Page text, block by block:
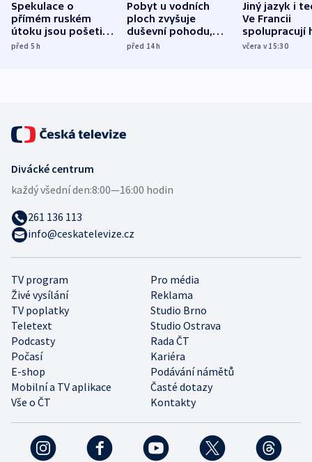
Spekulace o
přímém ruském
útoku jsou pošetilé,
míní estonský
před 5h
Pobyt u vodních
ploch zvyšuje
duševní pohodu,
ukázala
před 14h
Jiný jazyk i
Ve Francii
spolupracují
různých zemí
včera v 15:30
TV program
Pro média
Živé vysílání
Reklama
TV poplatky
Studio Brno
Teletext
Studio Ostrava
Podcasty
Rada ČT
Počasí
Kariéra
E-shop
Podávání námětů
Mobilní a TV aplikace
Časté dotazy
Vše o ČT
Kontakty
Divácké centrum
každý všední den:8:00—16:00 hodin
261 136 113
info@ceskatelevize.cz